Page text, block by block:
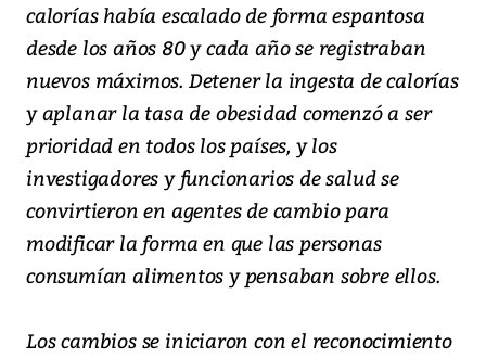
calorías había escalado de forma espantosa
desde los años 80 y cada año se registraban
nuevos máximos. Detener la ingesta de calorías
y aplanar la tasa de obesidad comenzó a ser
prioridad en todos los países, y los
investigadores y funcionarios de salud se
convirtieron en agentes de cambio para
modificar la forma en que las personas
consumían alimentos y pensaban sobre ellos.
Los cambios se iniciaron con el reconocimiento